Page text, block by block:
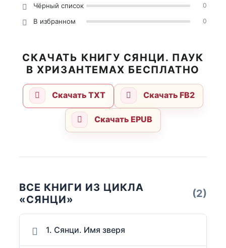
Чёрный список 0
В избранном 0
СКАЧАТЬ КНИГУ СЯНЦИ. ПАУК
В ХРИЗАНТЕМАХ БЕСПЛАТНО
Скачать TXT Скачать FB2
Скачать EPUB
ВСЕ КНИГИ ИЗ ЦИКЛА
«СЯНЦИ»
(2)
1. Сянци. Имя зверя